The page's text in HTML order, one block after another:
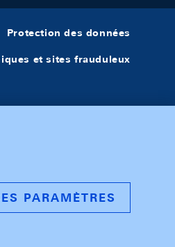
Protection des données
et sites frauduleux
PARAMÈTRES